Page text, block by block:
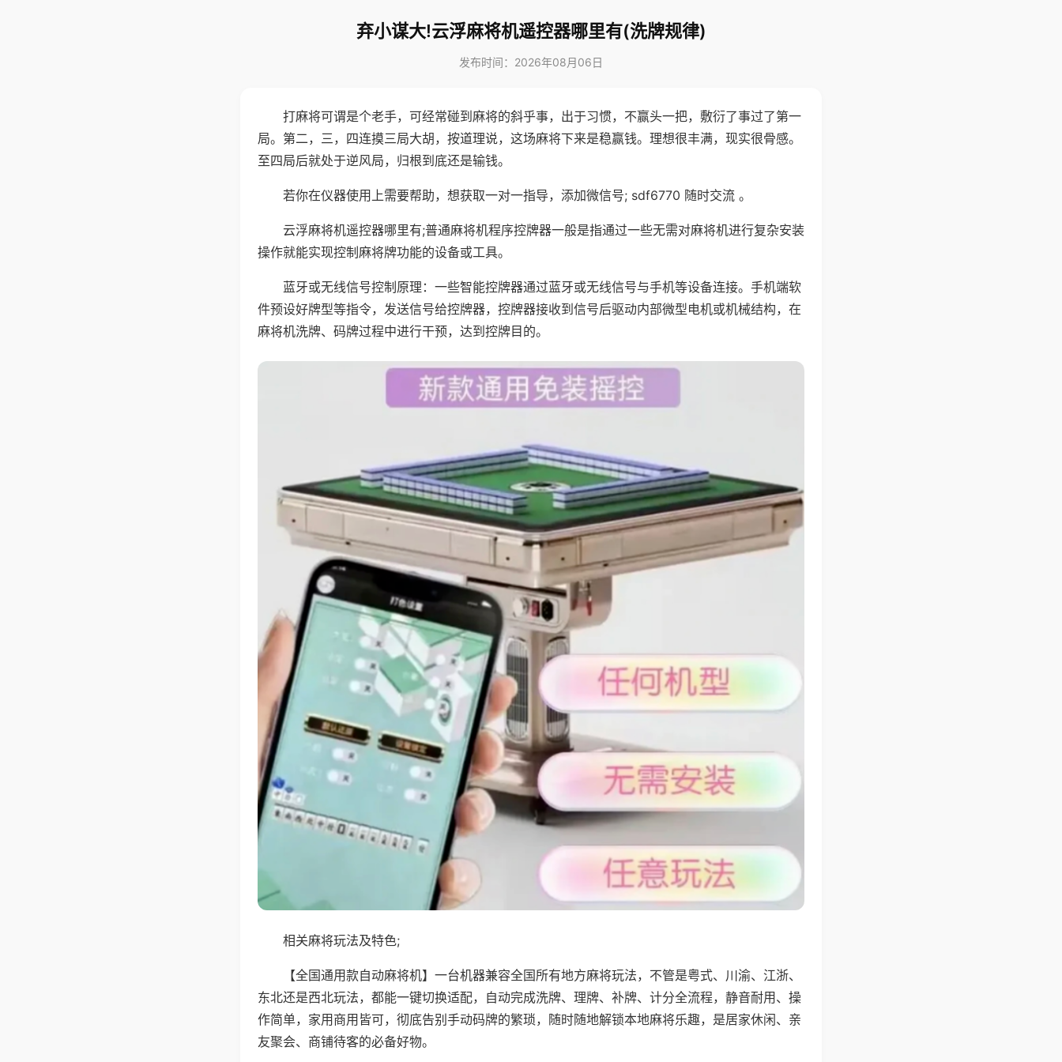
弃小谋大!云浮麻将机遥控器哪里有(洗牌规律)
发布时间：2026年08月06日
打麻将可谓是个老手，可经常碰到麻将的斜乎事，出于习惯，不赢头一把，敷衍了事过了第一
局。第二，三，四连摸三局大胡，按道理说，这场麻将下来是稳赢钱。理想很丰满，现实很骨感。
至四局后就处于逆风局，归根到底还是输钱。
若你在仪器使用上需要帮助，想获取一对一指导，添加微信号; sdf6770 随时交流 。
云浮麻将机遥控器哪里有;普通麻将机程序控牌器一般是指通过一些无需对麻将机进行复杂安装
操作就能实现控制麻将牌功能的设备或工具。
蓝牙或无线信号控制原理：一些智能控牌器通过蓝牙或无线信号与手机等设备连接。手机端软
件预设好牌型等指令，发送信号给控牌器，控牌器接收到信号后驱动内部微型电机或机械结构，在
麻将机洗牌、码牌过程中进行干预，达到控牌目的。
相关麻将玩法及特色;
【全国通用款自动麻将机】一台机器兼容全国所有地方麻将玩法，不管是粤式、川渝、江浙、
东北还是西北玩法，都能一键切换适配，自动完成洗牌、理牌、补牌、计分全流程，静音耐用、操
作简单，家用商用皆可，彻底告别手动码牌的繁琐，随时随地解锁本地麻将乐趣，是居家休闲、亲
友聚会、商铺待客的必备好物。